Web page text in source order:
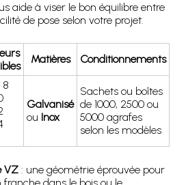
aide à viser le bon équilibre entre
de pose selon votre projet.
Matières Conditionnements
8
Galvanisé
ou Inox
Sachets ou boîtes
de 1000, 2500 ou
5000 agrafes
selon les modèles
VZ : une géométrie éprouvée pour